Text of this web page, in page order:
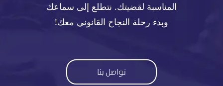
المناسبة لقضيتك. نتطلع إلى سماعك
وبدء رحلة النجاح القانوني معك!
تواصل بنا